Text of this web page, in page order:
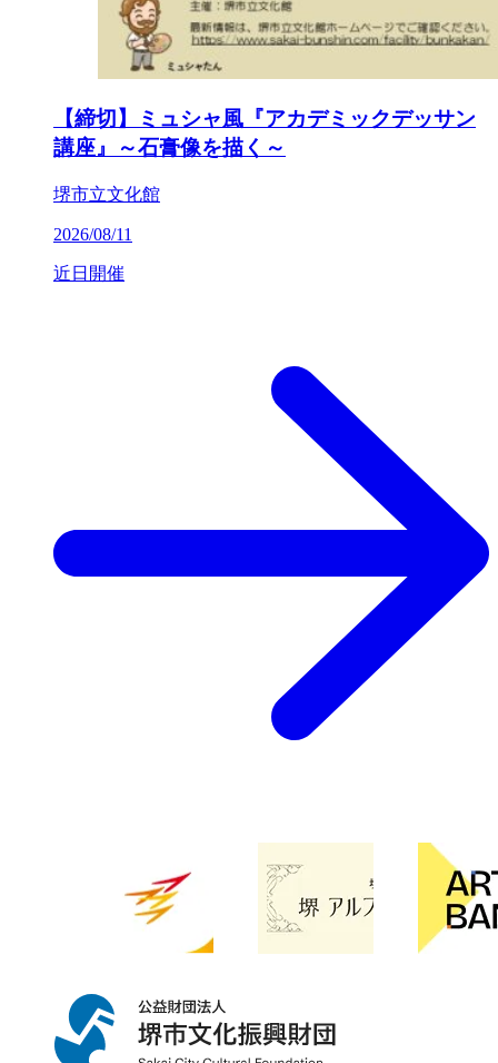
【締切】ミュシャ風『アカデミックデッサン
講座』～石膏像を描く～
堺市立文化館
2026/08/11
近日開催